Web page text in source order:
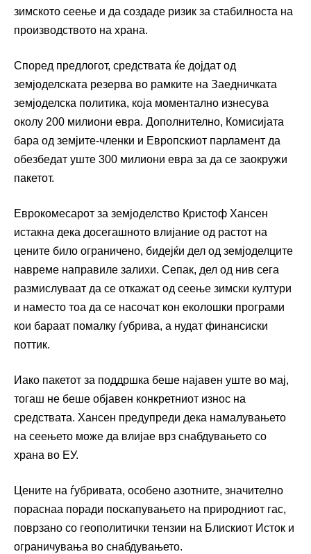
зимското сеење и да создаде ризик за стабилноста на
производството на храна.
Според предлогот, средствата ќе дојдат од
земјоделската резерва во рамките на Заедничката
земјоделска политика, која моментално изнесува
околу 200 милиони евра. Дополнително, Комисијата
бара од земјите-членки и Европскиот парламент да
обезбедат уште 300 милиони евра за да се заокружи
пакетот.
Еврокомесарот за земјоделство Кристоф Хансен
истакна дека досегашното влијание од растот на
цените било ограничено, бидејќи дел од земјоделците
навреме направиле залихи. Сепак, дел од нив сега
размислуваат да се откажат од сеење зимски култури
и наместо тоа да се насочат кон еколошки програми
кои бараат помалку ѓубрива, а нудат финансиски
поттик.
Иако пакетот за поддршка беше најавен уште во мај,
тогаш не беше објавен конкретниот износ на
средствата. Хансен предупреди дека намалувањето
на сеењето може да влијае врз снабдувањето со
храна во ЕУ.
Цените на ѓубривата, особено азотните, значително
пораснаа поради поскапувањето на природниот гас,
поврзано со геополитички тензии на Блискиот Исток и
ограничувања во снабдувањето.